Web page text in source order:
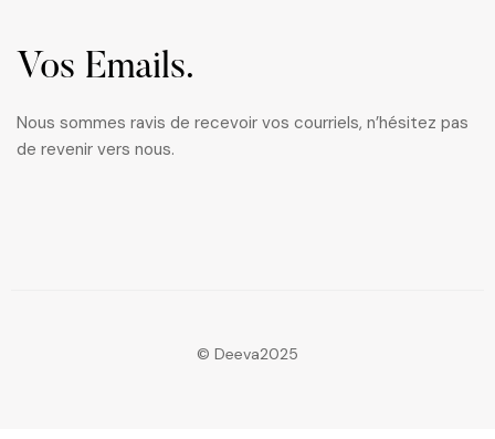
Vos Emails.
Nous sommes ravis de recevoir vos courriels, n’hésitez pas
de revenir vers nous.
© Deeva2025